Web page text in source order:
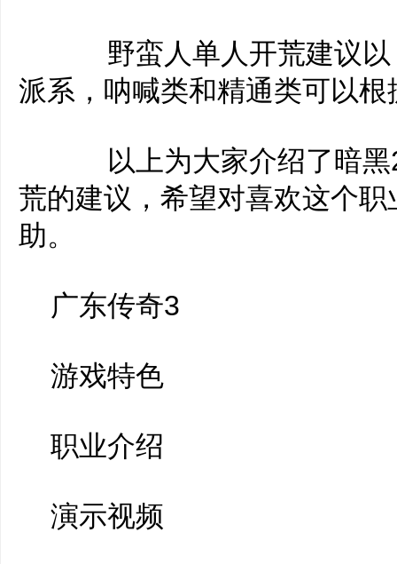
野蛮人单人开荒建议以
派系，呐喊类和精通类可以
以上为大家介绍了暗黑2
荒的建议，希望对喜欢这个
助。
广东传奇3
游戏特色
职业介绍
演示视频